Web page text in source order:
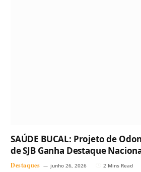
SAÚDE BUCAL: Projeto de
de SJB Ganha Destaque
Destaques junho 26, 2026 2 Mins Read